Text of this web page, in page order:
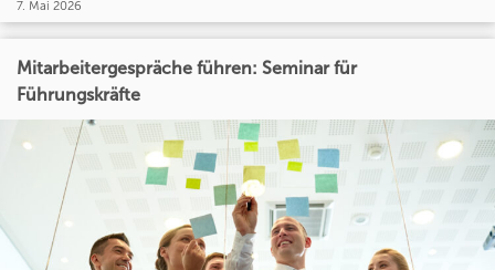
7. Mai 2026
Mitarbeitergespräche führen: Seminar für
Führungskräfte